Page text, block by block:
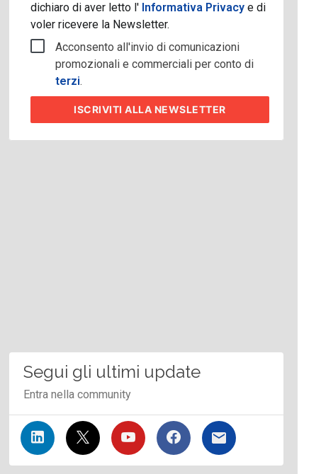
dichiaro di aver letto l' Informativa Privacye di
voler ricevere la Newsletter.
Acconsento all'invio di comunicazioni
promozionali e commerciali per conto di
terzi.
ISCRIVITIALLA NEWSLETTER
Segui gli ultimi update
Entra nella community